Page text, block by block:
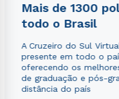
Mais de 1300
todo o Brasil
A Cruzeiro do Sul
presente em todo o
oferecendo os
de graduação e pós-
distância do país
Estou de acordo com a
autorizo que meus
envio de conteúdos da